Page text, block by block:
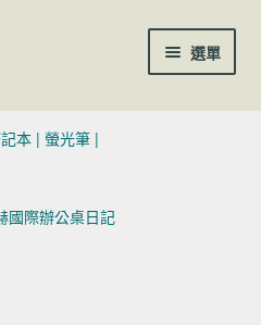
選單
本| 螢光筆|
國際辦公桌日記